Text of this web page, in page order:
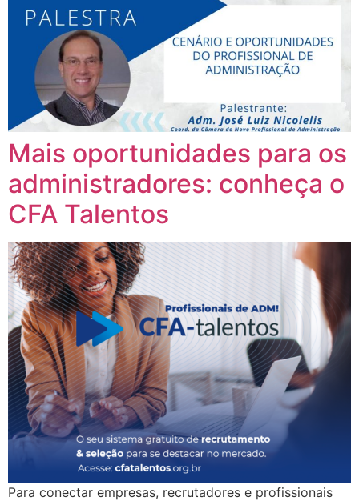
Mais oportunidades para os
administradores: conheça o
CFA Talentos
Para conectar empresas, recrutadores e profissionais